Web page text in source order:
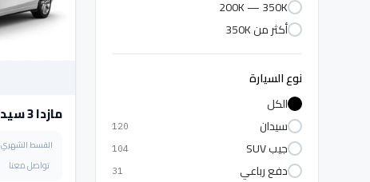
200K — 350K
أكثر من 350K
نوع السيارة
الكل
سيدان
120
جيب SUV 104
دفع رباعي 31
مازدا 3 سيدان
القسط الشهري
تواصل معنا